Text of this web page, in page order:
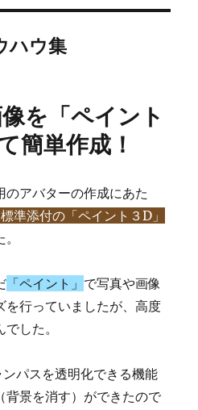
ハウ集
を「ペイント
簡単作成！
アバターの作成にあた
準添付の「ペイント３D」
「ペイント」 で写真や画像
を行っていましたが、高度
した。
ンパスを透明化できる機能
背景を消す）ができたので